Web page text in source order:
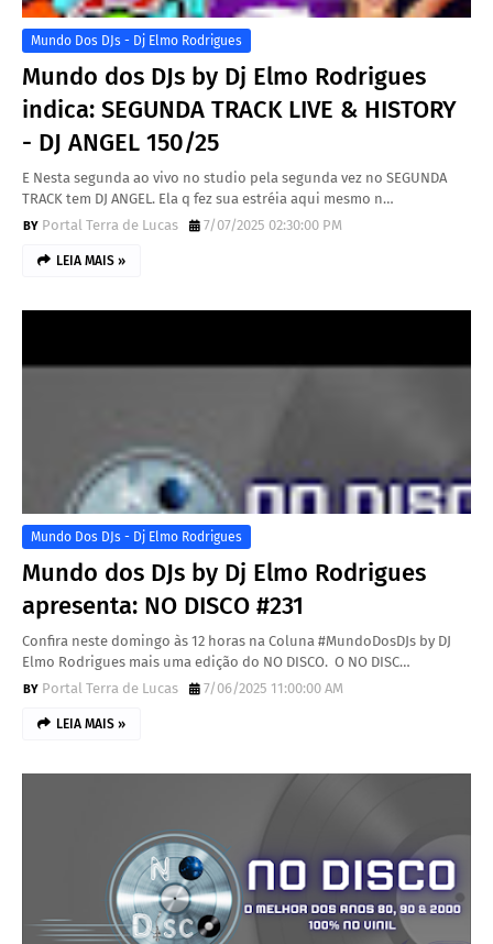
Mundo Dos DJs - Dj Elmo Rodrigues
Mundo dos DJs by Dj Elmo Rodrigues
indica: SEGUNDA TRACK LIVE & HISTORY
- DJ ANGEL 150/25
E Nesta segunda ao vivo no studio pela segunda vez no SEGUNDA
TRACK tem DJ ANGEL. Ela q fez sua estréia aqui mesmo n…
Portal Terra de Lucas
7/07/2025 02:30:00 PM
LEIA MAIS »
Mundo Dos DJs - Dj Elmo Rodrigues
Mundo dos DJs by Dj Elmo Rodrigues
apresenta: NO DISCO #231
Confira neste domingo às 12 horas na Coluna #MundoDosDJs by DJ
Elmo Rodrigues mais uma edição do NO DISCO. O NO DISC…
Portal Terra de Lucas
7/06/2025 11:00:00 AM
LEIA MAIS »